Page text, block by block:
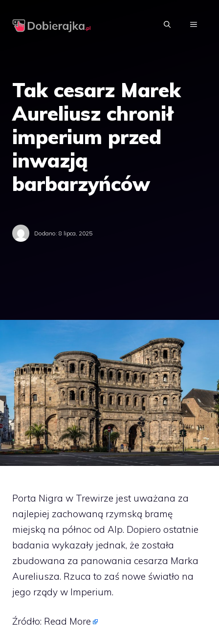
MENU
Tak cesarz Marek
Aureliusz chronił
imperium przed
inwazją
barbarzyńców
Dodano: 8 lipca, 2025
Porta Nigra w Trewirze jest uważana za
najlepiej zachowaną rzymską bramę
miejską na północ od Alp. Dopiero ostatnie
badania wykazały jednak, że została
zbudowana za panowania cesarza Marka
Aureliusza. Rzuca to zaś nowe światło na
jego rządy w Imperium.
Źródło: Read More